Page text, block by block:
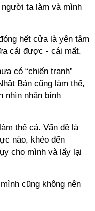
ta làm và mình
hết cửa là yên tâm
cái được - cái mất.
có “chiến tranh”
Bản cũng làm thế,
nhìn nhận bình
thế cả. Vấn đề là
nào, khéo đến
cho mình và lấy lại
cũng không nên